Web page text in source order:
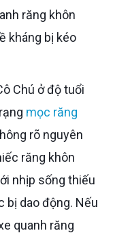
răng khôn
kháng bị kéo
mọc răng
rõ nguyên
răng khôn
nhịp sống thiếu
bị dao động. Nếu
quanh răng